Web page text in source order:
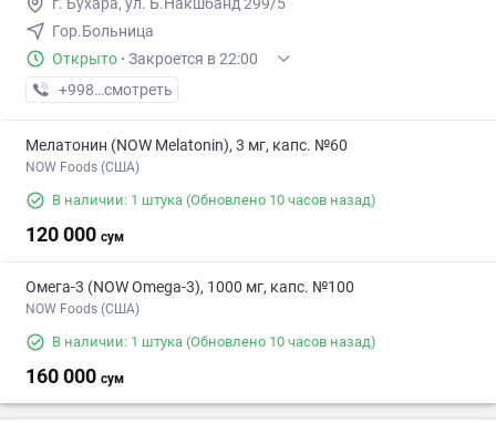
г. Бухара, ул. Б.Накшбанд 299/5
Гор.Больница
Открыто · Закроется в 22:00
+998 (88) XXX-XX-XX
смотреть
Мелатонин (NOW Melatonin), 3 мг, капс. №60
NOW Foods (США)
В наличии: 1 штука (Обновлено 10 часов назад)
120 000 сум
Омега-3 (NOW Omega-3), 1000 мг, капс. №100
NOW Foods (США)
В наличии: 1 штука (Обновлено 10 часов назад)
160 000 сум